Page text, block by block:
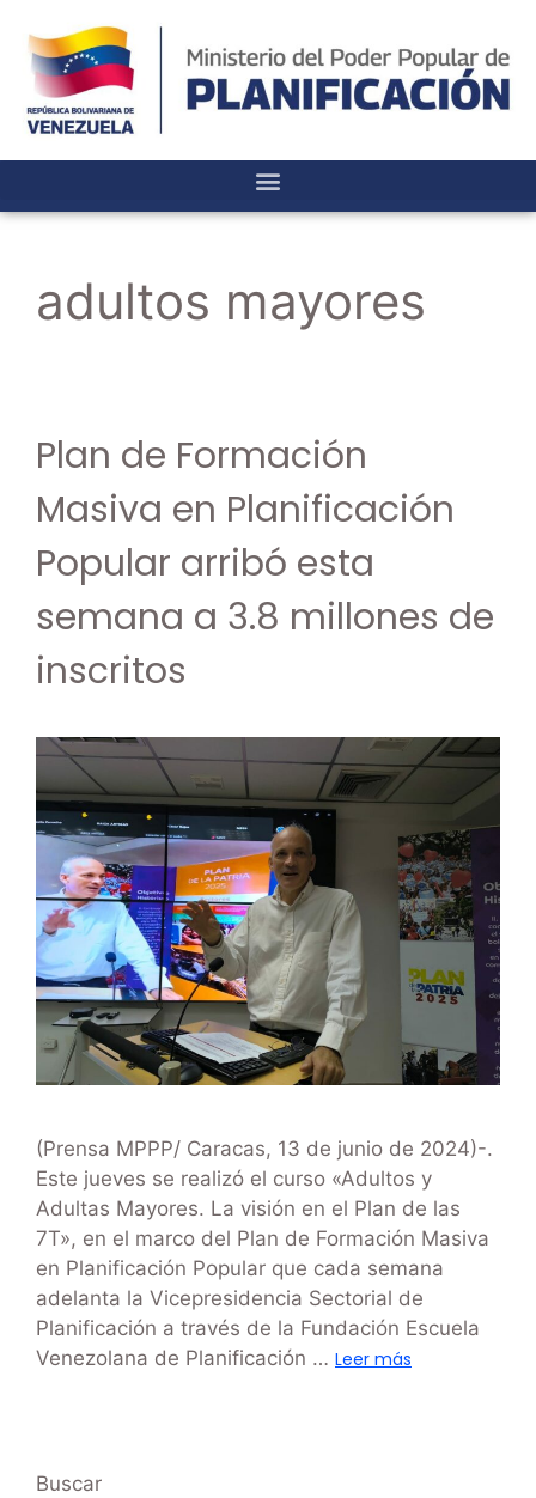
adultos mayores
Plan de Formación
Masiva en Planificación
Popular arribó esta
semana a 3.8 millones de
inscritos
(Prensa MPPP/ Caracas, 13 de junio de 2024)-.
Este jueves se realizó el curso «Adultos y
Adultas Mayores. La visión en el Plan de las
7T», en el marco del Plan de Formación Masiva
en Planificación Popular que cada semana
adelanta la Vicepresidencia Sectorial de
Planificación a través de la Fundación Escuela
Venezolana de Planificación … Leer más
Buscar